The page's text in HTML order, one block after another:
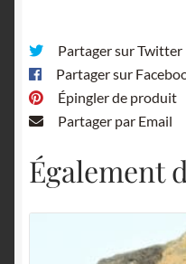
Partager sur Twitter
Partager sur
Épingler de produit
Partager par Email
Également